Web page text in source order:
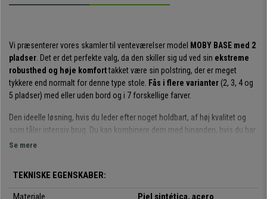
Vi præsenterer vores skamler til venteværelser model
MOBY BASE med 2
pladser . Det er det perfekte valg, da den skiller sig ud ved sin ekstreme
robusthed og høje komforttakket være sin polstring, der er meget
tykkere end normalt for denne type stole.
Fås i flere varianter (2, 3, 4 og
5 pladser) med eller uden bord og i 7 forskellige farver.
Den ideelle løsning, hvis du leder efter noget holdbart, af høj kvalitet og
som tåler intensiv brug. Du kan kombinere dem med hinanden, hvis du har
brug for flere pladser, og du kan endda installere et bord i den position, du
Sædet og ryglænet er meget tykke og komfortable
Se mere
TEKNISKE EGENSKABER:
Materiale
Piel sintética, acero